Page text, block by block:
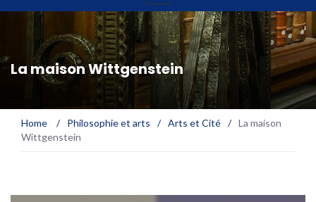
La maison Wittgenstein
Home / Philosophie et arts / Arts et Cité / La maison
Wittgenstein